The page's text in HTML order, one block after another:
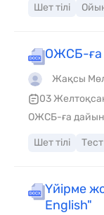
Шет тілі
ОЖСБ-ға
Жақсы
03
ОЖСБ-ға
Шет тілі Тест
Үйірме
English"